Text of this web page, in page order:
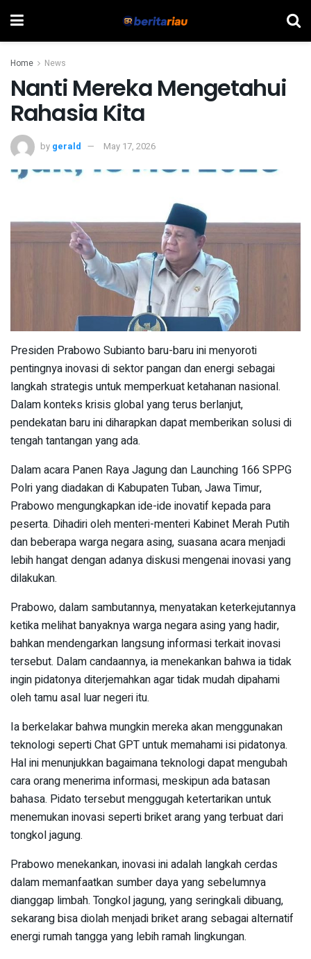
Home News
Nanti Mereka Mengetahui
Rahasia Kita
by gerald May 17, 2026
Presiden Prabowo Subianto baru-baru ini menyoroti
pentingnya inovasi di sektor pangan dan energi sebagai
langkah strategis untuk memperkuat ketahanan nasional.
Dalam konteks krisis global yang terus berlanjut,
pendekatan baru ini diharapkan dapat memberikan solusi di
tengah tantangan yang ada.
Dalam acara Panen Raya Jagung dan Launching 166 SPPG
Polri yang diadakan di Kabupaten Tuban, Jawa Timur,
Prabowo mengungkapkan ide-ide inovatif kepada para
peserta. Dihadiri oleh menteri-menteri Kabinet Merah Putih
dan beberapa warga negara asing, suasana acara menjadi
lebih hangat dengan adanya diskusi mengenai inovasi yang
dilakukan.
Prabowo, dalam sambutannya, menyatakan keterkejutannya
ketika melihat banyaknya warga negara asing yang hadir,
bahkan mendengarkan langsung informasi terkait inovasi
tersebut. Dalam candaannya, ia menekankan bahwa ia tidak
ingin pidatonya diterjemahkan agar tidak mudah dipahami
oleh tamu asal luar negeri itu.
Ia berkelakar bahwa mungkin mereka akan menggunakan
teknologi seperti Chat GPT untuk memahami isi pidatonya.
Hal ini menunjukkan bagaimana teknologi dapat mengubah
cara orang menerima informasi, meskipun ada batasan
bahasa. Pidato tersebut menggugah ketertarikan untuk
menemukan inovasi seperti briket arang yang terbuat dari
tongkol jagung.
Prabowo menekankan, inovasi ini adalah langkah cerdas
dalam memanfaatkan sumber daya yang sebelumnya
dianggap limbah. Tongkol jagung, yang seringkali dibuang,
sekarang bisa diolah menjadi briket arang sebagai alternatif
energi rumah tangga yang lebih ramah lingkungan.